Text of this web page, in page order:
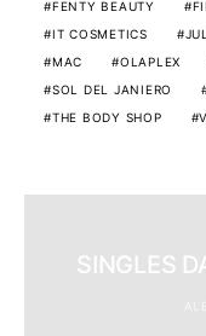
FENTY BEAUTY
IT COSMETICS
MAC
OLAPLEX
SOL DEL JANIERO
THE BODY SHOP
SINGLES